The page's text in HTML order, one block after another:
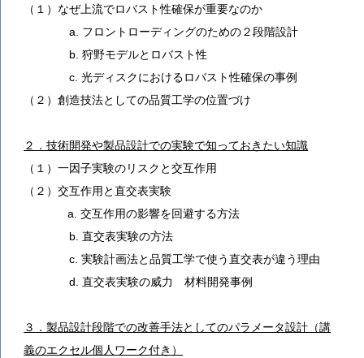
（１）なぜ上流でロバスト性確保が重要なのか
a. フロントローディングのための２段階設計
b. 狩野モデルとロバスト性
c. 光ディスクにおけるロバスト性確保の事例
（２）創造技法としての品質工学の位置づけ
２．技術開発や製品設計での実験で知っておきたい知識
（１）一因子実験のリスクと交互作用
（２）交互作用と直交表実験
a. 交互作用の影響を回避する方法
b. 直交表実験の方法
c. 実験計画法と品質工学で使う直交表が違う理由
d. 直交表実験の威力 材料開発事例
３．製品設計段階での改善手法としてのパラメータ設計（講
義のエクセル個人ワーク付き）